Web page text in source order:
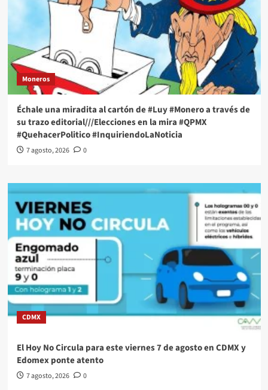
Moneros
Échale una miradita al cartón de #Luy #Monero a través de
su trazo editorial///Elecciones en la mira #QPMX
#QuehacerPolitico #InquiriendoLaNoticia
7 agosto, 2026 0
CDMX
El Hoy No Circula para este viernes 7 de agosto en CDMX y
Edomex ponte atento
7 agosto, 2026 0